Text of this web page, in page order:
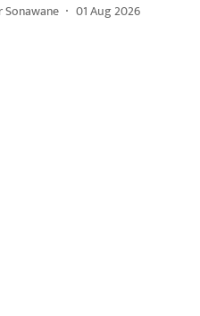
Sonawane 01 Aug 2026